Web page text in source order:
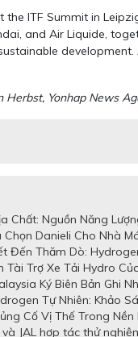
the ITF Summit in
and Air Liquide,
Herbst, Yonhap News
Chất: Nguồn Năng
Chọn Danieli Cho Nhà
Đến Thăm Dò:
Tài Trợ Xe Tải Hydro
Ký Biên Bản Ghi
Tự Nhiên: Khảo
Cố Vị Thế Trong
và JAL hợp tác thử